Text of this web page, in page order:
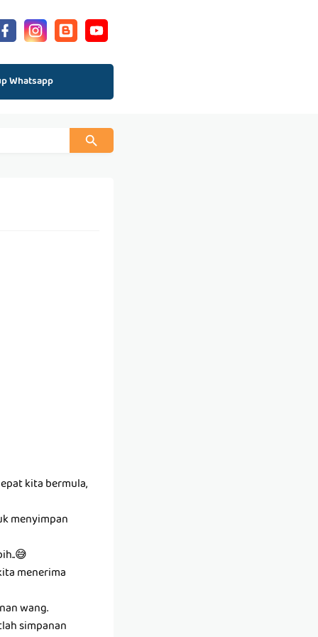
Whatsapp
kita bermula,
menyimpan
menerima
wang.
simpanan